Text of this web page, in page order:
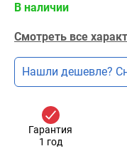
В наличии
Смотреть все
Нашли дешевле?
Гарантия
1 год